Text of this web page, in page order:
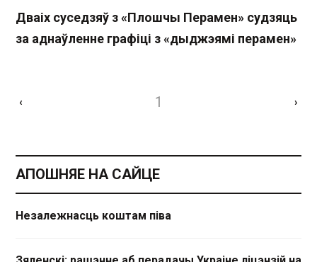
Дваіх суседзяў з «Плошчы Перамен» судзяць
за аднаўленне графіці з «дыджэямі перамен»
‹ 1 ›
АПОШНЯЕ НА САЙЦЕ
Незалежнасць коштам піва